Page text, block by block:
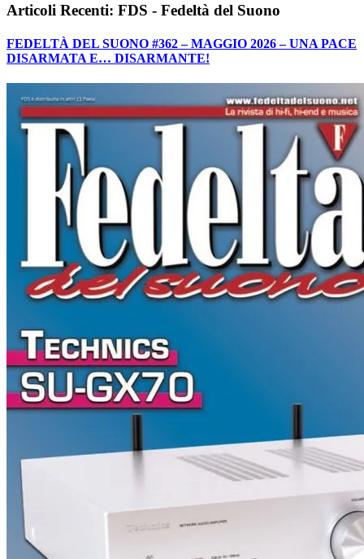
Articoli Recenti: FDS - Fedeltà del Suono
FEDELTÀ DEL SUONO #362 – MAGGIO 2026 – UNA PACE
DISARMATA E… DISARMANTE!